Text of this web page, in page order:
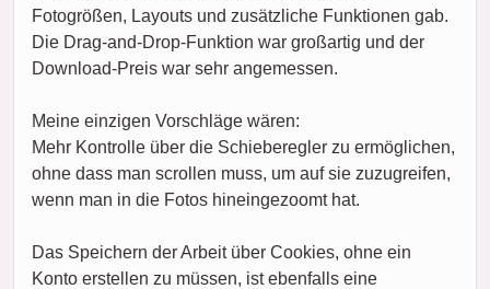
Fotogrößen, Layouts und zusätzliche Funktionen gab.
Die Drag-and-Drop-Funktion war großartig und der
Download-Preis war sehr angemessen.
Meine einzigen Vorschläge wären:
Mehr Kontrolle über die Schieberegler zu ermöglichen,
ohne dass man scrollen muss, um auf sie zuzugreifen,
wenn man in die Fotos hineingezoomt hat.
Das Speichern der Arbeit über Cookies, ohne ein
Konto erstellen zu müssen, ist ebenfalls eine